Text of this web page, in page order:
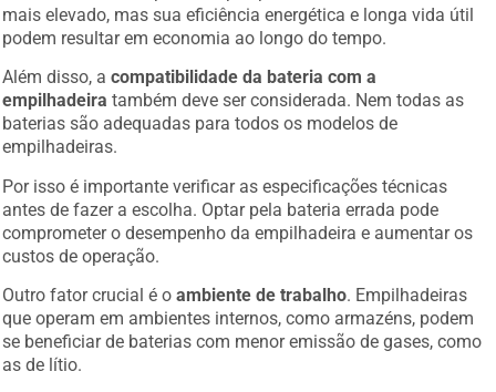
mais elevado, mas sua eficiência energética e longa vida útil
podem resultar em economia ao longo do tempo.
Além disso, acompatibilidade da bateria com a
empilhadeira também deve ser considerada. Nem todas as
baterias são adequadas para todos os modelos de
empilhadeiras.
Por isso é importante verificar as especificações técnicas
antes de fazer a escolha. Optar pela bateria errada pode
comprometer o desempenho da empilhadeira e aumentar os
custos de operação.
Outro fator crucial é oambiente de trabalho. Empilhadeiras
que operam em ambientes internos, como armazéns, podem
se beneficiar de baterias com menor emissão de gases, como
as de lítio.